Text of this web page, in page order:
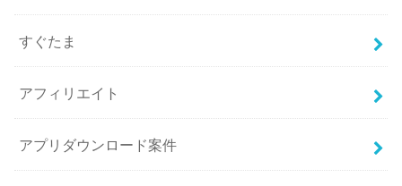
すぐたま
アフィリエイト
アプリダウンロード案件